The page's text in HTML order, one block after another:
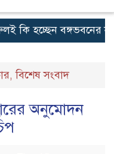
হচ্ছেন বঙ্গভবনের নতুন
,বিশেষ সংবাদ
অনুমোদন